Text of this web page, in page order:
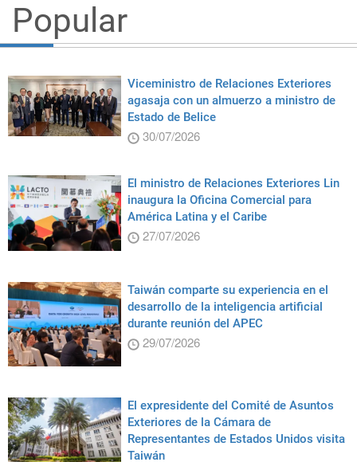
Popular
Viceministro de Relaciones Exteriores
agasaja con un almuerzo a ministro de
Estado de Belice
30/07/2026
El ministro de Relaciones Exteriores Lin
inaugura la Oficina Comercial para
América Latina y el Caribe
27/07/2026
Taiwán comparte su experiencia en el
desarrollo de la inteligencia artificial
durante reunión del APEC
29/07/2026
El expresidente del Comité de Asuntos
Exteriores de la Cámara de
Representantes de Estados Unidos visita
Taiwán